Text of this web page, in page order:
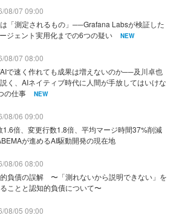
08/07 09:00
「測定されるもの」──Grafana Labsが検証した
ジェント実用化までの6つの疑い
NEW
08/07 08:00
で速く作れても成果は増えないのか──及川卓也
く、AIネイティブ時代に人間が手放してはいけな
の仕事
NEW
08/06 09:00
1.6倍、変更行数1.8倍、平均マージ時間37%削減
が進めるAI駆動開発の現在地
08/06 08:00
負債の誤解 〜「測れないから説明できない」を
ことと認知的負債について〜
08/05 09:00